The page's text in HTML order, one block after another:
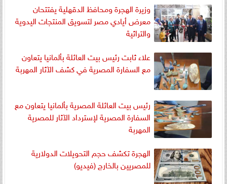
وزيرة الهجرة ومحافظ الدقهلية يفتتحان
معرض أيادي مصر لتسويق المنتجات اليدوية
والتراثية
علاء ثابت رئيس بيت العائلة بألمانيا يتعاون
مع السفارة المصرية في كشف الآثار المهربة
رئيس بيت العائلة المصرية بألمانيا يتعاون مع
السفارة المصرية لإسترداد الآثار للمصرية
المهربة
الهجرة تكشف حجم التحويلات الدولارية
للمصريين بالخارج (فيديو)